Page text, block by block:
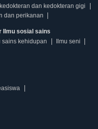
kedokteran dan kedokteran gigi
dan perikanan
Ilmu sosial sains
sains kehidupan
Ilmu seni